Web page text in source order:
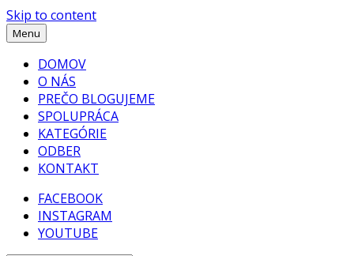
Skip to content
Menu
DOMOV
O NÁS
PREČO BLOGUJEME
SPOLUPRÁCA
KATEGÓRIE
ODBER
KONTAKT
FACEBOOK
INSTAGRAM
YOUTUBE